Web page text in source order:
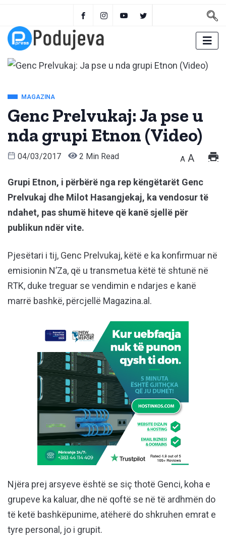
MAGAZINA
Genc Prelvukaj: Ja pse u
nda grupi Etnon (Video)
04/03/2017 2 Min Read A A
Grupi Etnon, i përbërë nga rep këngëtarët Genc
Prelvukaj dhe Milot Hasangjekaj, ka vendosur të
ndahet, pas shumë hiteve që kanë sjellë për
publikun ndër vite.
Pjesëtari i tij, Genc Prelvukaj, këtë e ka konfirmuar në
emisionin N’Za, që u transmetua këtë të shtunë në
RTK, duke treguar se vendimin e ndarjes e kanë
marrë bashkë, përcjellë Magazina.al.
Njëra prej arsyeve është se siç thotë Genci, koha e
grupeve ka kaluar, dhe në qoftë se në të ardhmën do
të ketë bashkëpunime, atëherë do shkruhen emrat e
tyre personal, jo i grupit.